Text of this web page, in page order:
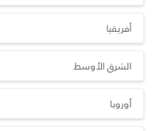
أفريقيا
الشرق الأوسط
أوروبا